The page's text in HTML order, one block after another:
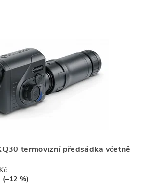
termovizní předsádka včetně
(–12 %)